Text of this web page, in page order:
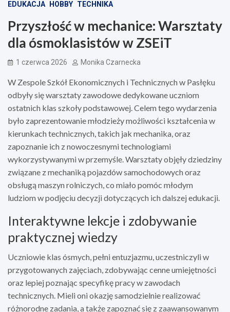
EDUKACJA HOBBY TECHNIKA
Przyszłość w mechanice: Warsztaty
dla ósmoklasistów w ZSEiT
1 czerwca 2026 Monika Czarnecka
W Zespole Szkół Ekonomicznych i Technicznych w Pasłęku
odbyły się warsztaty zawodowe dedykowane uczniom
ostatnich klas szkoły podstawowej. Celem tego wydarzenia
było zaprezentowanie młodzieży możliwości kształcenia w
kierunkach technicznych, takich jak mechanika, oraz
zapoznanie ich z nowoczesnymi technologiami
wykorzystywanymi w przemyśle. Warsztaty objęły dziedziny
związane z mechaniką pojazdów samochodowych oraz
obsługą maszyn rolniczych, co miało pomóc młodym
ludziom w podjęciu decyzji dotyczących ich dalszej edukacji.
Interaktywne lekcje i zdobywanie
praktycznej wiedzy
Uczniowie klas ósmych, pełni entuzjazmu, uczestniczyli w
przygotowanych zajęciach, zdobywając cenne umiejętności
oraz lepiej poznając specyfikę pracy w zawodach
technicznych. Mieli oni okazję samodzielnie realizować
różnorodne zadania, a także zapoznać się z zaawansowanym